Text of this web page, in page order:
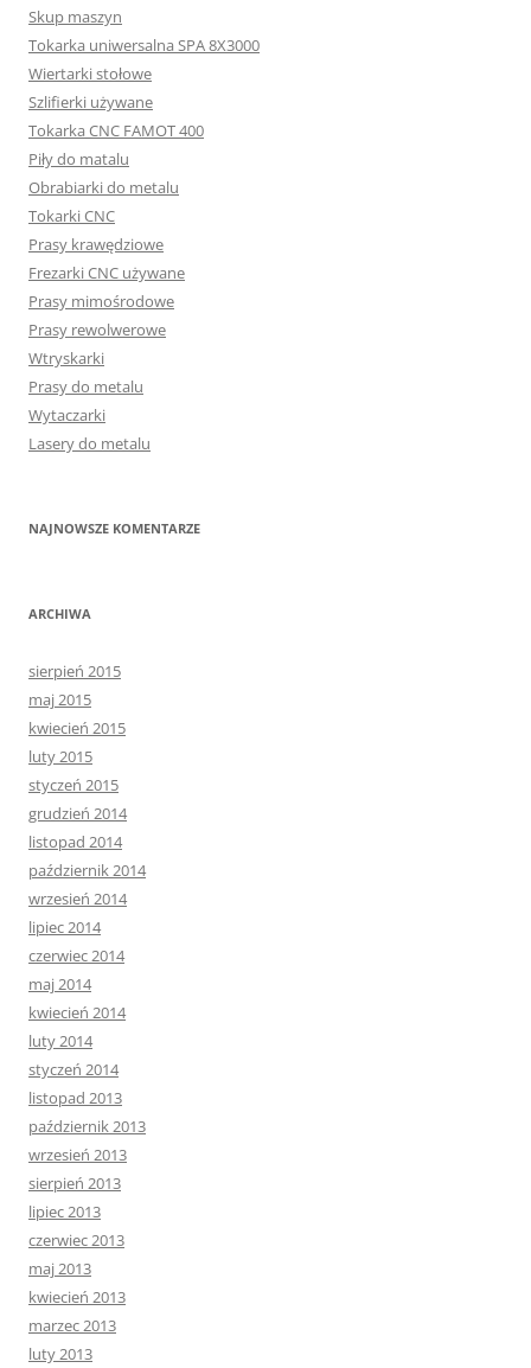
Skup maszyn
Tokarka uniwersalna SPA 8X3000
Wiertarki stołowe
Szlifierki używane
Tokarka CNC FAMOT 400
Piły do matalu
Obrabiarki do metalu
Tokarki CNC
Prasy krawędziowe
Frezarki CNC używane
Prasy mimośrodowe
Prasy rewolwerowe
Wtryskarki
Prasy do metalu
Wytaczarki
Lasery do metalu
NAJNOWSZE KOMENTARZE
ARCHIWA
sierpień 2015
maj 2015
kwiecień 2015
luty 2015
styczeń 2015
grudzień 2014
listopad 2014
październik 2014
wrzesień 2014
lipiec 2014
czerwiec 2014
maj 2014
kwiecień 2014
luty 2014
styczeń 2014
listopad 2013
październik 2013
wrzesień 2013
sierpień 2013
lipiec 2013
czerwiec 2013
maj 2013
kwiecień 2013
marzec 2013
luty 2013